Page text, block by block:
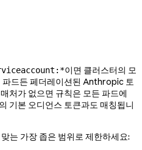
이면 클러스터의 모
파드든 페더레이션된 Anthropic 토
매처가 없으면 규칙은 모든 파드에
기본 오디언스 토큰과도 매칭됩니
는 가장 좁은 범위로 제한하세요: